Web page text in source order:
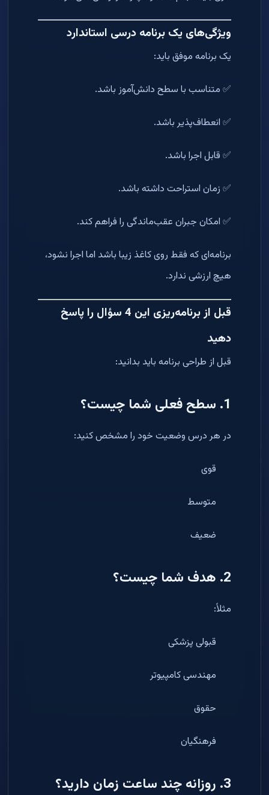
ویژگی‌های یک برنامه درسی استاندارد
یک برنامه موفق باید:
✅ متناسب با سطح دانش‌آموز باشد.
✅ انعطاف‌پذیر باشد.
✅ قابل اجرا باشد.
✅ زمان استراحت داشته باشد.
✅ امکان جبران عقب‌ماندگی را فراهم کند.
برنامه‌ای که فقط روی کاغذ زیبا باشد اما اجرا نشود،
هیچ ارزشی ندارد.
قبل از برنامه‌ریزی این 4 سؤال را پاسخ
دهید
قبل از طراحی برنامه باید بدانید:
1. سطح فعلی شما چیست؟
در هر درس وضعیت خود را مشخص کنید:
قوی
متوسط
ضعیف
2. هدف شما چیست؟
مثلاً:
قبولی پزشکی
مهندسی کامپیوتر
حقوق
فرهنگیان
3. روزانه چند ساعت زمان دارید؟